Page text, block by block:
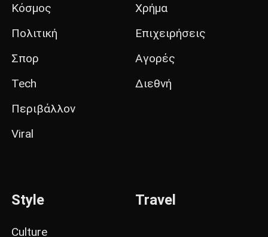
Κόσμος
Πολιτική
Σπορ
Tech
Περιβάλλον
Viral
Χρήμα
Επιχειρήσεις
Αγορές
Διεθνή
Style
Culture
Travel